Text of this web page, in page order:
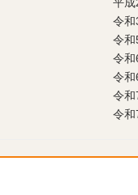
令
令
令和
令和
令
令